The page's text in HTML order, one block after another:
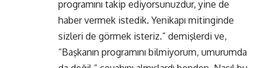
programını takip ediyorsunuzdur, yine de
haber vermek istedik. Yenikapı mitinginde
sizleri de görmek isteriz.” demişlerdi ve,
“Başkanın programını bilmiyorum, umurumda